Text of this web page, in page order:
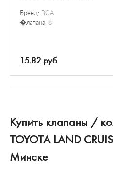
Бренд: BGA
�лапана: 8
15.82 руб
Купить клапаны /
TOYOTA LAND
Минске